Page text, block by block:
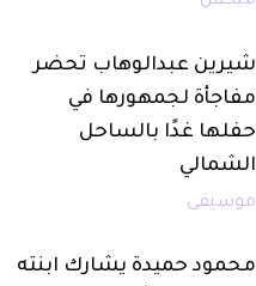
شيرين عبدالوهاب تحضر
مفاجأة لجمهورها في
حفلها غدًا بالساحل
الشمالي
موسيقى
محمود حميدة يشارك ابنته